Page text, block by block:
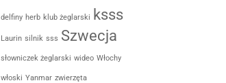
delfiny herb klub żeglarski ksss
Laurin silnik sss Szwecja
słowniczek żeglarski wideo Włochy
włoski Yanmar zwierzęta